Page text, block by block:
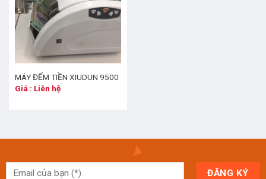
MÁY ĐẾM TIỀN XIUDUN 9500
Giá : Liên hệ